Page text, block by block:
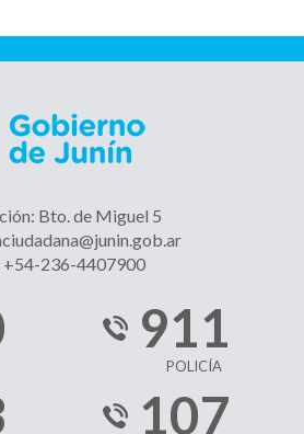
Bto. de Miguel 5
+54-236-4407900
911
POLICÍA
107